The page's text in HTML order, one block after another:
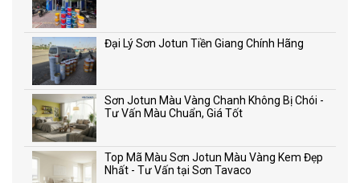
Đại Lý Sơn Jotun Tiền Giang Chính Hãng
Sơn Jotun Màu Vàng Chanh Không Bị Chói -
Tư Vấn Màu Chuẩn, Giá Tốt
Top Mã Màu Sơn Jotun Màu Vàng Kem Đẹp
Nhất - Tư Vấn tại Sơn Tavaco